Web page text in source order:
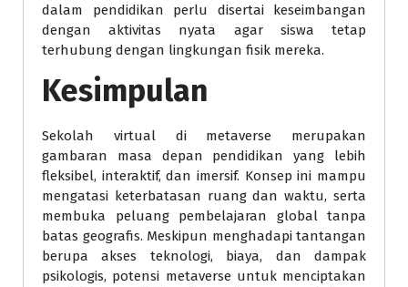
dalam pendidikan perlu disertai keseimbangan
dengan aktivitas nyata agar siswa tetap
terhubung dengan lingkungan fisik mereka.
Kesimpulan
Sekolah virtual di metaverse merupakan
gambaran masa depan pendidikan yang lebih
fleksibel, interaktif, dan imersif. Konsep ini mampu
mengatasi keterbatasan ruang dan waktu, serta
membuka peluang pembelajaran global tanpa
batas geografis. Meskipun menghadapi tantangan
berupa akses teknologi, biaya, dan dampak
psikologis, potensi metaverse untuk menciptakan